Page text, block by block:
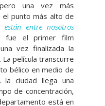
una vez más
el punto más alto de
están entre nosotros
fue el primer film
vez finalizada la
La película transcurre
bélico en medio de
ciudad llega una
de concentración,
está en